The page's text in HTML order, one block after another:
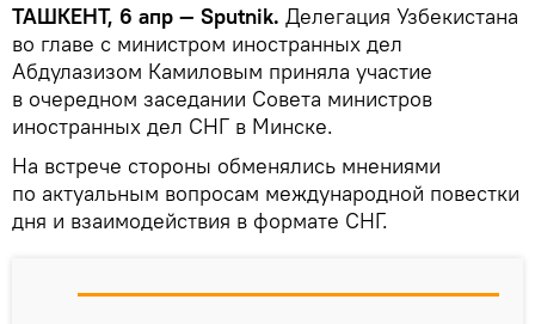
ТАШКЕНТ, 6 апр — Sputnik. Делегация Узбекистана
во главе с министром иностранных дел
Абдулазизом Камиловым приняла участие
в очередном заседании Совета министров
иностранных дел СНГ в Минске.
На встрече стороны обменялись мнениями
по актуальным вопросам международной повестки
дня и взаимодействия в формате СНГ.